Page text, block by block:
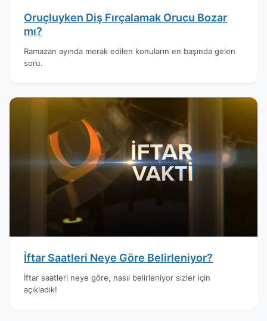
Oruçluyken Diş Fırçalamak Orucu Bozar
mı?
Ramazan ayında merak edilen konuların en başında gelen
soru.
İftar Saatleri Neye Göre Belirleniyor?
İftar saatleri neye göre, nasıl belirleniyor sizler için
açıkladık!